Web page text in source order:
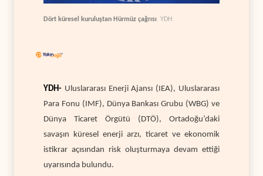
Dört küresel kuruluştan Hürmüz çağrısı YDH
YDH- Uluslararası Enerji Ajansı (IEA), Uluslararası
Para Fonu (IMF), Dünya Bankası Grubu (WBG) ve
Dünya Ticaret Örgütü (DTÖ), Ortadoğu’daki
savaşın küresel enerji arzı, ticaret ve ekonomik
istikrar açısından risk oluşturmaya devam ettiği
uyarısında bulundu.